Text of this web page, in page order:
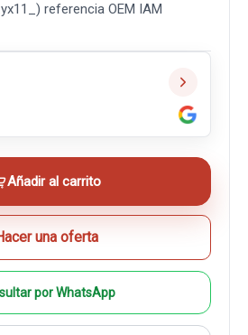
referencia OEM IAM
Añadir al carrito
una oferta
por WhatsApp